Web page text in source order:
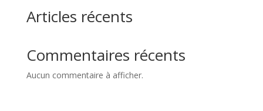
Articles récents
Commentaires récents
Aucun commentaire à afficher.